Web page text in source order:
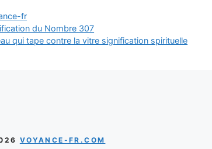
fr
du Nombre 307
qui tape contre la vitre signification spirituelle
VOYANCE-FR.COM